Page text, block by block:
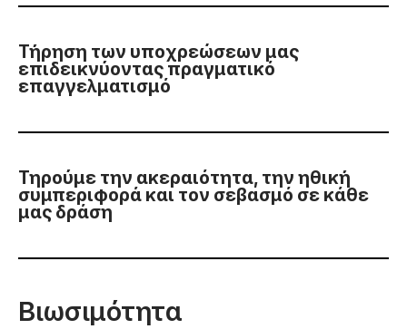
Τήρηση των υποχρεώσεων μας
επιδεικνύοντας πραγματικό
επαγγελματισμό
Τηρούμε την ακεραιότητα, την ηθική
συμπεριφορά και τον σεβασμό σε κάθε
μας δράση
Βιωσιμότητα